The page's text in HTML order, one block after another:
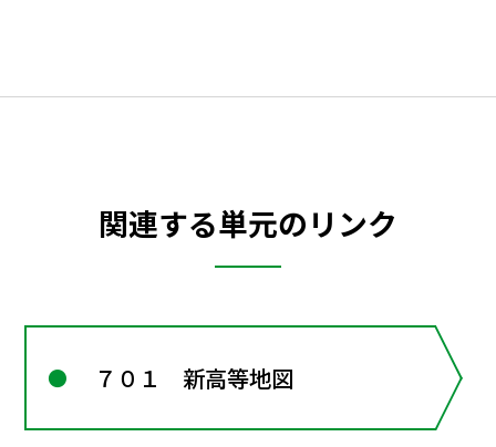
関連する単元のリンク
７０１ 新高等地図